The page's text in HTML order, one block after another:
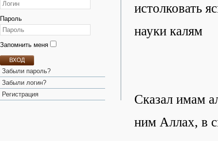
Пароль
Запомнить меня
ВХОД
Забыли пароль?
Забыли логин?
Регистрация
истолковать
науки калям
Сказал имам
ним Аллах, в